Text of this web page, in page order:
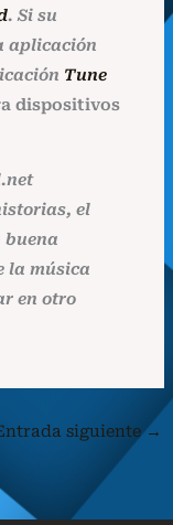
. Si su
aplicación
Tune
dispositivos
el
buena
la música
en otro
siguiente→